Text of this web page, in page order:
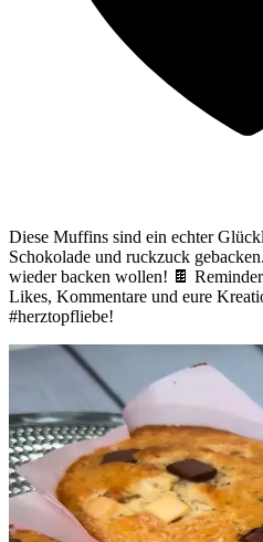
Diese Muffins sind ein echter
Schokolade und ruckzuck
wieder backen wollen! 🍫
Likes, Kommentare und eure
#herztopfliebe!